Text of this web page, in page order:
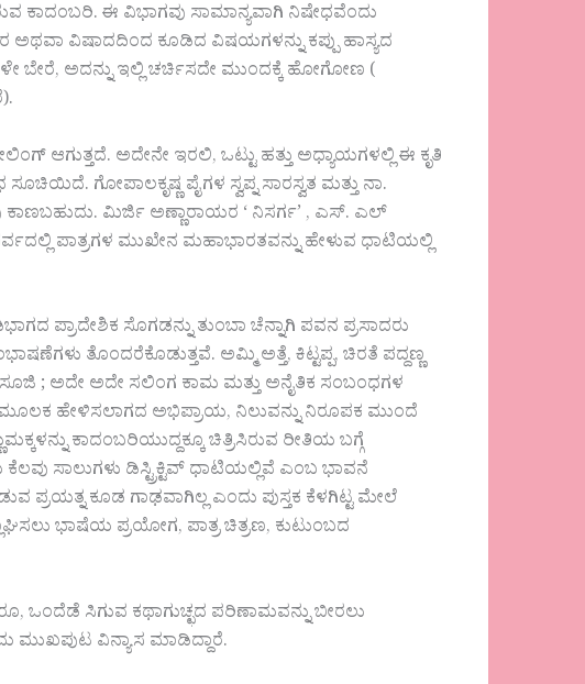
ಕಾದಂಬರಿ. ಈ ವಿಭಾಗವು ಸಾಮಾನ್ಯವಾಗಿ ನಿಷೇಧವೆಂದು
ಅಥವಾ ವಿಷಾದದಿಂದ ಕೂಡಿದ ವಿಷಯಗಳನ್ನು ಕಪ್ಪು ಹಾಸ್ಯದ
ಬೇರೆ, ಅದನ್ನು ಇಲ್ಲಿ ಚರ್ಚಿಸದೇ ಮುಂದಕ್ಕೆ ಹೋಗೋಣ (
ಆಗುತ್ತದೆ. ಅದೇನೇ ಇರಲಿ, ಒಟ್ಟು ಹತ್ತು ಅಧ್ಯಾಯಗಳಲ್ಲಿ ಈ ಕೃತಿ
ಗೋಪಾಲಕೃಷ್ಣ ಪೈಗಳ ಸ್ವಪ್ನ ಸಾರಸ್ವತ ಮತ್ತು ನಾ.
ಕಾಣಬಹುದು. ಮಿರ್ಜಿ ಅಣ್ಣಾರಾಯರ ‘ ನಿಸರ್ಗ’ , ಎಸ್. ಎಲ್
ಪಾತ್ರಗಳ ಮುಖೇನ ಮಹಾಭಾರತವನ್ನು ಹೇಳುವ ಧಾಟಿಯಲ್ಲಿ
ಪ್ರಾದೇಶಿಕ ಸೊಗಡನ್ನು ತುಂಬಾ ಚೆನ್ನಾಗಿ ಪವನ ಪ್ರಸಾದರು
ತೊಂದರೆಕೊಡುತ್ತವೆ. ಅಮ್ಮಿ ಅತ್ತೆ, ಕಿಟ್ಟಪ್ಪ, ಚಿರತೆ ಪದ್ದಣ್ಣ
; ಅದೇ ಅದೇ ಸಲಿಂಗ ಕಾಮ ಮತ್ತು ಅನೈತಿಕ ಸಂಬಂಧಗಳ
ಮೂಲಕ ಹೇಳಿಸಲಾಗದ ಅಭಿಪ್ರಾಯ, ನಿಲುವನ್ನು ನಿರೂಪಕ ಮುಂದೆ
ಕಾದಂಬರಿಯುದ್ದಕ್ಕೂ ಚಿತ್ರಿಸಿರುವ ರೀತಿಯ ಬಗ್ಗೆ
ಸಾಲುಗಳು ಡಿಸ್ಟ್ರಿಕ್ಟಿವ್ ಧಾಟಿಯಲ್ಲಿವೆ ಎಂಬ ಭಾವನೆ
ಪ್ರಯತ್ನ ಕೂಡ ಗಾಢವಾಗಿಲ್ಲ ಎಂದು ಪುಸ್ತಕ ಕೆಳಗಿಟ್ಟ ಮೇಲೆ
ಭಾಷೆಯ ಪ್ರಯೋಗ, ಪಾತ್ರ ಚಿತ್ರಣ, ಕುಟುಂಬದ
ಒಂದೆಡೆ ಸಿಗುವ ಕಥಾಗುಚ್ಛದ ಪರಿಣಾಮವನ್ನು ಬೀರಲು
ಮುಖಪುಟ ವಿನ್ಯಾಸ ಮಾಡಿದ್ದಾರೆ.